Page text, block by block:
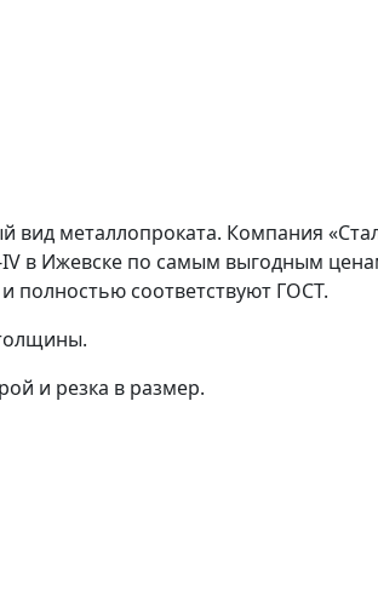
вид металлопроката. Компания
IV в Ижевске по самым выгодным
полностью соответствуют ГОСТ.
и резка в размер.